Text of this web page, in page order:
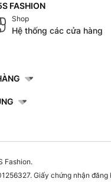
FASHION
Shop
Hệ thống các cửa hàng
Fashion.
Giấy chứng nhận